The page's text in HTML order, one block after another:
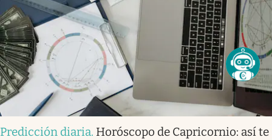
Predicción diaria. Horóscopo de Capricornio: así te